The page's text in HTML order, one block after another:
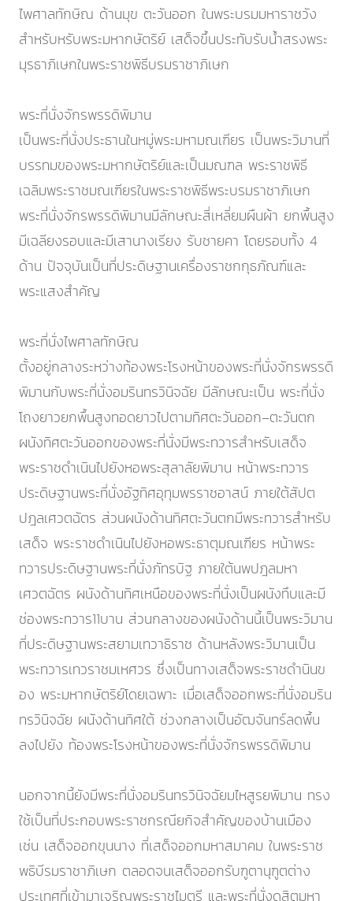
ไพศาลทักษิณ ด้านมุข ตะวันออก ในพระบรมมหาราชวัง
สำหรับหรับพระมหากษัตริย์ เสด็จขึ้นประทับรับน้ำสรงพระ
มุรธาภิเษกในพระราชพิธีบรมราชาภิเษก
พระที่นั่งจักรพรรดิพิมาน
เป็นพระที่นั่งประธานในหมู่พระมหามณเฑียร เป็นพระวิมานที่
บรรทมของพระมหากษัตริย์และเป็นมณฑล พระราชพิธี
เฉลิมพระราชมณเฑียรในพระราชพิธีพระบรมราชาภิเษก
พระที่นั่งจักรพรรดิพิมานมีลักษณะสี่เหลี่ยมผืนผ้า ยกพื้นสูง
มีเฉลียงรอบและมีเสานางเรียง รับชายคา โดยรอบทั้ง 4
ด้าน ปัจจุบันเป็นที่ประดิษฐานเครื่องราชกกุธภัณฑ์และ
พระแสงสำคัญ
พระที่นั่งไพศาลทักษิณ
ตั้งอยู่กลางระหว่างท้องพระโรงหน้าของพระที่นั่งจักรพรรดิ
พิมานกับพระที่นั่งอมรินทรวินิจฉัย มีลักษณะเป็น พระที่นั่ง
โถงยาวยกพื้นสูงทอดยาวไปตามทิศตะวันออก–ตะวันตก
ผนังทิศตะวันออกของพระที่นั่งมีพระทวารสำหรับเสด็จ
พระราชดำเนินไปยังหอพระสุลาลัยพิมาน หน้าพระทวาร
ประดิษฐานพระที่นั่งอัฐทิศอุทุมพรราชอาสน์ ภายใต้สัปต
ปฎลเศวตฉัตร ส่วนผนังด้านทิศตะวันตกมีพระทวารสำหรับ
เสด็จ พระราชดำเนินไปยังหอพระธาตุมณเฑียร หน้าพระ
ทวารประดิษฐานพระที่นั่งภัทรบิฐ ภายใต้นพปฎลมหา
เศวตฉัตร ผนังด้านทิศเหนือของพระที่นั่งเป็นผนังทึบและมี
ช่องพระทวาร11บาน ส่วนกลางของผนังด้านนี้เป็นพระวิมาน
ที่ประดิษฐานพระสยามเทวาธิราช ด้านหลังพระวิมานเป็น
พระทวารเทวราชมเหศวร ซึ่งเป็นทางเสด็จพระราชดำนินข
อง พระมหากษัตริย์โดยเฉพาะ เมื่อเสด็จออกพระที่นั่งอมริน
ทรวินิจฉัย ผนังด้านทิศใต้ ช่วงกลางเป็นอัฒจันทร์ลดพื้น
ลงไปยัง ท้องพระโรงหน้าของพระที่นั่งจักรพรรดิพิมาน
นอกจากนี้ยังมีพระที่นั่งอมรินทรวินิจฉัยมไหสูรยพิมาน ทรง
ใช้เป็นที่ประกอบพระราชกรณียกิจสำคัญของบ้านเมือง
เช่น เสด็จออกขุนนาง ที่เสด็จออกมหาสมาคม ในพระราช
พธิบีรมราชาภิเษก ตลอดจนเสด็จออกรับฑูตานุฑูตต่าง
ประเทศที่เข้ามาเจริญพระราชไมตรี และพระที่นั่งดุสิตมหา